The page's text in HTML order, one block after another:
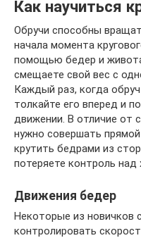
Как научиться
Обручи способны
начала момента
помощью бедер и
смещаете свой вес с
Каждый раз, когда
толкайте его вперед и
движении. В отличие от
нужно совершать
крутить бедрами из
потеряете контроль над
Движения бедер
Некоторые из новичков
контролировать